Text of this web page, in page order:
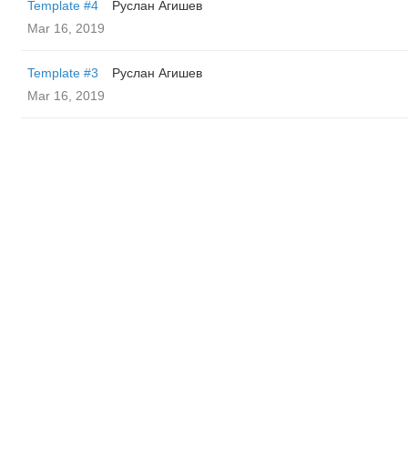
Template #4
Руслан Агишев
Mar 16, 2019
Template #3
Руслан Агишев
Mar 16, 2019